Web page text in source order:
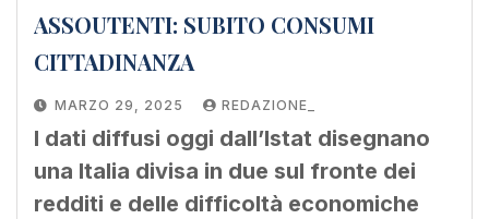
ASSOUTENTI: SUBITO CONSUMI
CITTADINANZA
MARZO 29, 2025 REDAZIONE_
I dati diffusi oggi dall’Istat disegnano
una Italia divisa in due sul fronte dei
redditi e delle difficoltà economiche